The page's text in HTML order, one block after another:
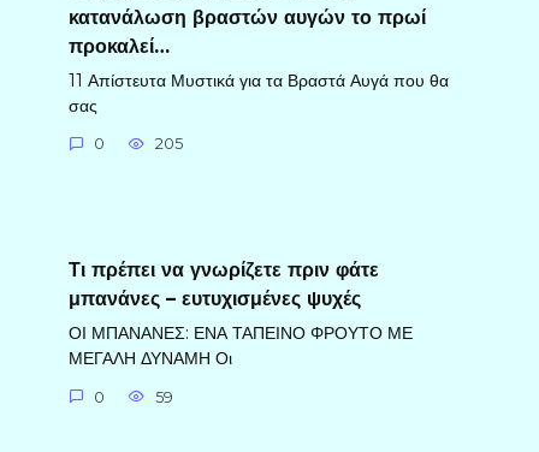
κατανάλωση βραστών αυγών το πρωί
προκαλεί…
11 Απίστευτα Μυστικά για τα Βραστά Αυγά που θα
σας
0 205
Τι πρέπει να γνωρίζετε πριν φάτε
μπανάνες – ευτυχισμένες ψυχές
ΟΙ ΜΠΑΝΑΝΕΣ: ΕΝΑ ΤΑΠΕΙΝΟ ΦΡΟΥΤΟ ΜΕ
ΜΕΓΑΛΗ ΔΥΝΑΜΗ Οι
0 59